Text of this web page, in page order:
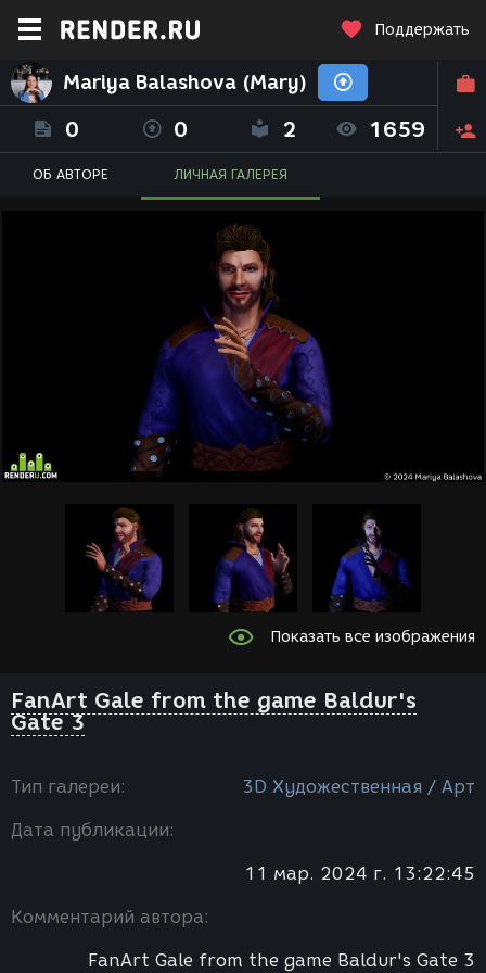
Поддержать
Mariya Balashova (Mary)
0 0 2 1659
ОБ АВТОРЕ ЛИЧНАЯ ГАЛЕРЕЯ
Показать все изображения
FanArt Gale from the game Baldur's
Gate 3
Тип галереи: 3D Художественная / Арт
Дата публикации:
11 мар. 2024 г. 13:22:45
Комментарий автора:
FanArt Gale from the game Baldur's Gate 3